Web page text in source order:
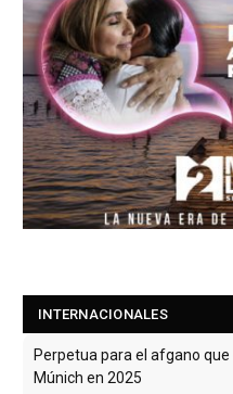
INTERNACIONALES
Perpetua para el afgano
La justicia alemana condenó